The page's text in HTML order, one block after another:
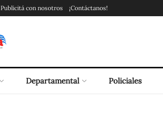
Publicitá con nosotros ¡Contáctanos!
Departamental Policiales